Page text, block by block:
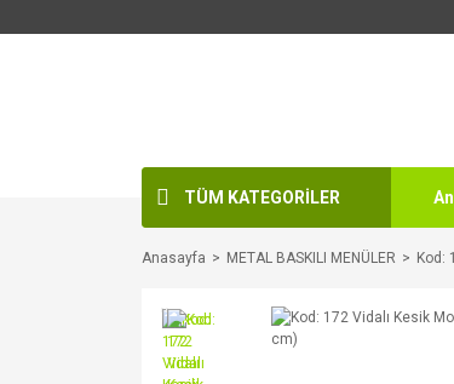
TÜM KATEGORİLER
Anasayfa METAL BASKILI MENÜLER Kod: